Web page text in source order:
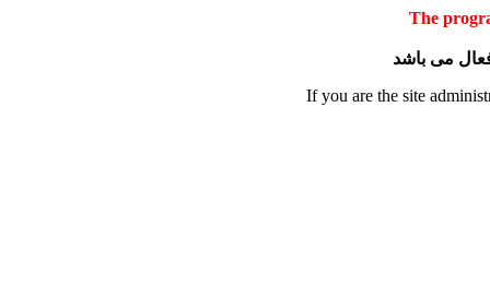
The
فعال می باشد
If you are the site